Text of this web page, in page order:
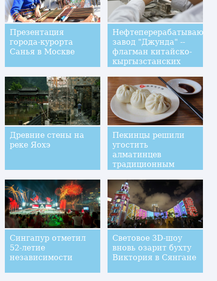
Презентация
города-курорта
Санья в Москве
завод "Джунда" --
флагман китайско-
кыргызстанских
Древние стены на
реке Яохэ
Пекинцы решили
угостить
алматинцев
традиционным
баоцзы
Сингапур отметил
52-летие
независимости
Световое 3D-шоу
вновь озарит бухту
Виктория в Сянгане